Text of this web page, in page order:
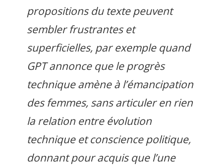
propositions du texte peuvent
sembler frustrantes et
superficielles, par exemple quand
GPT annonce que le progrès
technique amène à l’émancipation
des femmes, sans articuler en rien
la relation entre évolution
technique et conscience politique,
donnant pour acquis que l’une